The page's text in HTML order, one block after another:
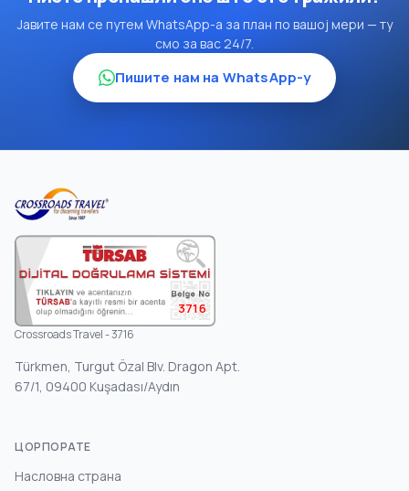
Јавите нам се путем WhatsApp-а за план по вашој мери — ту
смо за вас 24/7.
Пишите нам на WhatsApp-у
3716
Crossroads Travel - 3716
Türkmen, Turgut Özal Blv. Dragon Apt.
67/1, 09400 Kuşadası/Aydın
ЦОРПОРАТЕ
Насловна страна